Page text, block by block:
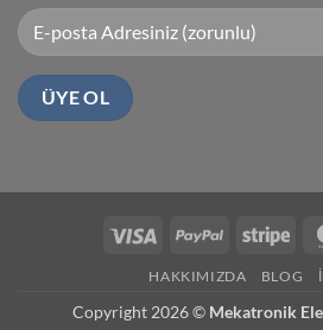
Visa PayPal
HAKKIMIZDA BLOG
Copyright 2026 © Mekatronik